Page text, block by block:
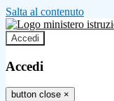
Salta al contenuto
Accedi
Accedi
button close ×